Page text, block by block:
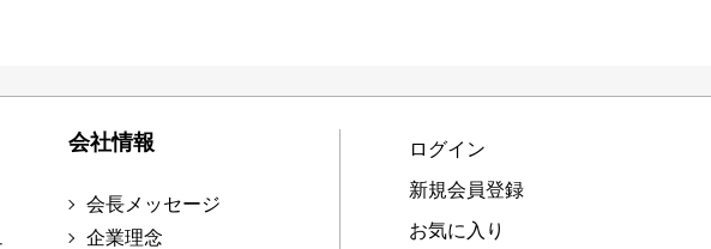
会社情報
会長メッセージ
企業理念
ログイン
新規会員登録
お気に入り